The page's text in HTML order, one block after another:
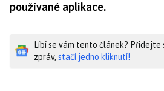
používané aplikace.
Líbí se vám tento článek? Přidejte
zpráv, stačí jedno kliknutí!